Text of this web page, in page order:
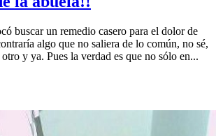
buscar un remedio casero para el dolor de
algo que no saliera de lo común, no sé,
y ya. Pues la verdad es que no sólo en...